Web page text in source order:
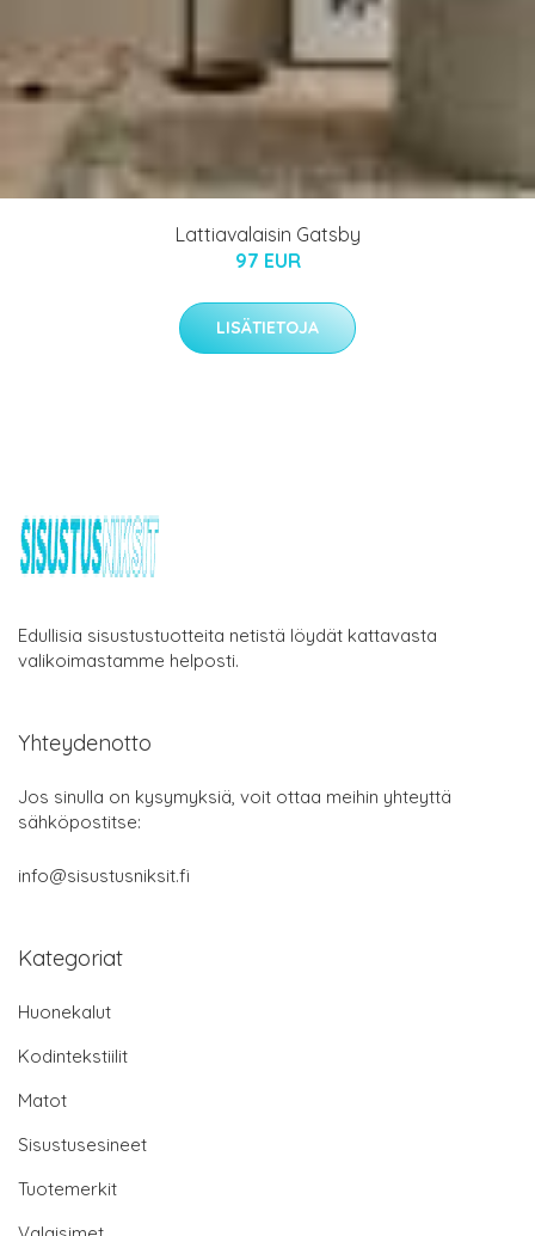
Lattiavalaisin Gatsby
97 EUR
LISÄTIETOJA
Edullisia sisustustuotteita netistä löydät kattavasta
valikoimastamme helposti.
Yhteydenotto
Jos sinulla on kysymyksiä, voit ottaa meihin yhteyttä
sähköpostitse:
info@sisustusniksit.fi
Kategoriat
Huonekalut
Kodintekstiilit
Matot
Sisustusesineet
Tuotemerkit